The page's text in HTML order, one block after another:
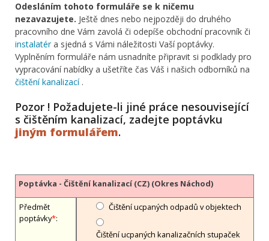
Odesláním tohoto formuláře se k ničemu
nezavazujete. Ještě dnes nebo nejpozději do druhého
pracovního dne Vám zavolá či odepíše obchodní pracovník či
instalatéra sjedná s Vámi náležitosti Vaší poptávky.
Vyplněním formuláře nám usnadníte připravit si podklady pro
vypracování nabídky a ušetříte čas Váš i našich odborníků na
čištění kanalizací.
Pozor ! Požadujete-li jiné práce nesouvisející
s čištěním kanalizací, zadejte poptávku
jiným formulářem.
Poptávka - Čištění kanalizací (CZ) (Okres Náchod)
Předmět
poptávky*:
Čištění ucpaných odpadů v objektech
Čištění ucpaných kanalizačních stupaček